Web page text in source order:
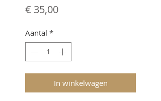
€ 35,00Prijs
Aantal *
In winkelwagen